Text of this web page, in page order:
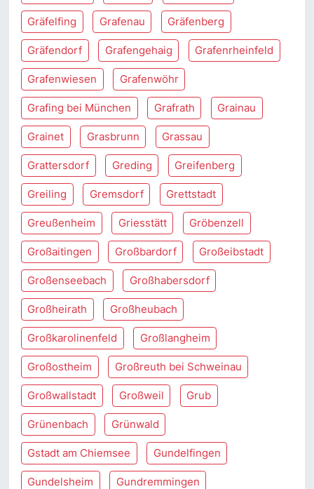
Gräfelfing Grafenau Gräfenberg
Gräfendorf Grafengehaig Grafenrheinfeld
Grafenwiesen Grafenwöhr
Grafing bei München Grafrath Grainau
Grainet Grasbrunn Grassau
Grattersdorf Greding Greifenberg
Greiling Gremsdorf Grettstadt
Greußenheim Griesstätt Gröbenzell
Großaitingen Großbardorf Großeibstadt
Großenseebach Großhabersdorf
Großheirath Großheubach
Großkarolinenfeld Großlangheim
Großostheim Großreuth bei Schweinau
Großwallstadt Großweil Grub
Grünenbach Grünwald
Gstadt am Chiemsee Gundelfingen
Gundelsheim Gundremmingen